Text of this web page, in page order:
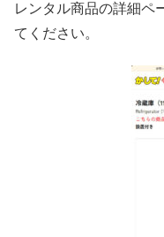
レンタル商品の詳細ペ
てください。